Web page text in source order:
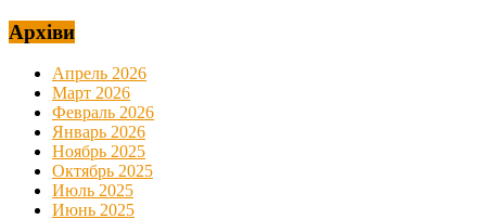
Архіви
Апрель 2026
Март 2026
Февраль 2026
Январь 2026
Ноябрь 2025
Октябрь 2025
Июль 2025
Июнь 2025